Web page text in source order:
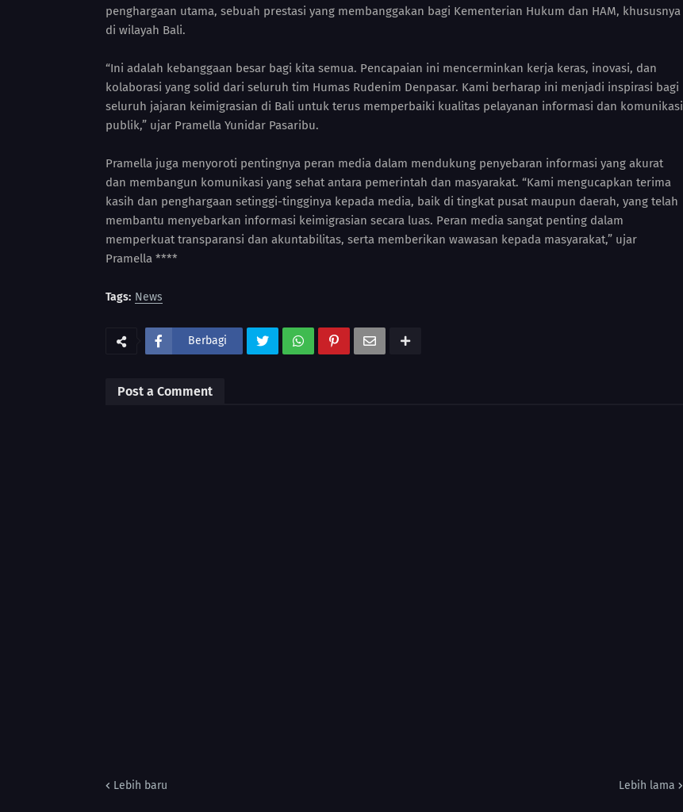
penghargaan utama, sebuah prestasi yang membanggakan bagi Kementerian Hukum dan HAM, khususnya
di wilayah Bali.
“Ini adalah kebanggaan besar bagi kita semua. Pencapaian ini mencerminkan kerja keras, inovasi, dan
kolaborasi yang solid dari seluruh tim Humas Rudenim Denpasar. Kami berharap ini menjadi inspirasi bagi
seluruh jajaran keimigrasian di Bali untuk terus memperbaiki kualitas pelayanan informasi dan komunikasi
publik,” ujar Pramella Yunidar Pasaribu.
Pramella juga menyoroti pentingnya peran media dalam mendukung penyebaran informasi yang akurat
dan membangun komunikasi yang sehat antara pemerintah dan masyarakat. “Kami mengucapkan terima
kasih dan penghargaan setinggi-tingginya kepada media, baik di tingkat pusat maupun daerah, yang telah
membantu menyebarkan informasi keimigrasian secara luas. Peran media sangat penting dalam
memperkuat transparansi dan akuntabilitas, serta memberikan wawasan kepada masyarakat,” ujar
Pramella ****
Tags: News
Berbagi
Post a Comment
Lebih baru Lebih lama